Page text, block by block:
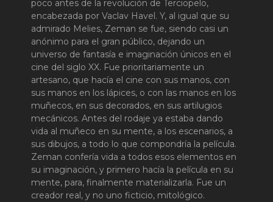
poco antes de la revolución de Terciopelo,
encabezada por Vaclav Havel. Y, al igual que su
admirado Melies, Zeman se fue, siendo casi un
anónimo para el gran público, dejando un
universo de fantasía e imaginación únicos en el
cine del siglo XX. Fue prioritariamente un
artesano, que hacía el cine con sus manos, con
sus manos en los lápices, o con las manos en los
muñecos, en sus decorados, en sus artilugios
mecánicos. Antes del rodaje ya estaba dando
vida al muñeco en su mente, a los escenarios, a
sus dibujos, a todo lo que compondría la película.
Zeman confería vida a todos esos elementos en
su imaginación, y primero hacía la película en su
mente, para, finalmente materializarla. Fue un
creador real, y no uno ficticio, mitológico.